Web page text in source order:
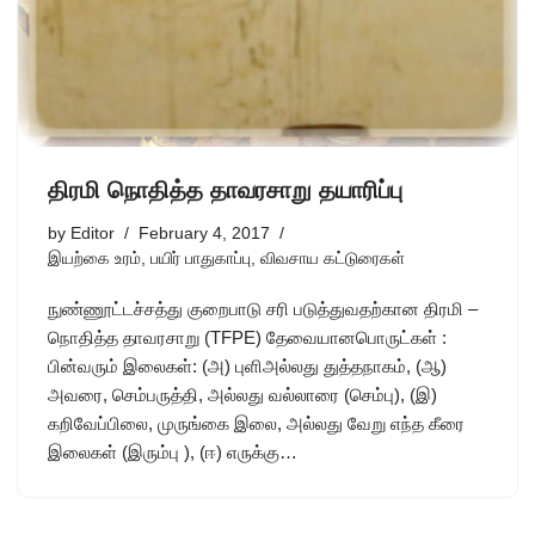
திரமி நொதித்த தாவரசாறு தயாரிப்பு
by Editor
February 4, 2017
இயற்கை உரம் பயிர் பாதுகாப்பு விவசாய கட்டுரைகள்
நுண்ணூட்டச்சத்து குறைபாடு சரி படுத்துவதற்கான திரமி –
நொதித்த தாவரசாறு (TFPE) தேவையானபொருட்கள் :
பின்வரும் இலைகள்: (அ) புளிஅல்லது துத்தநாகம், (ஆ)
அவரை, செம்பருத்தி, அல்லது வல்லாரை (செம்பு), (இ)
கறிவேப்பிலை, முருங்கை இலை, அல்லது வேறு எந்த கீரை
இலைகள் (இரும்பு ), (ஈ) எருக்கு…